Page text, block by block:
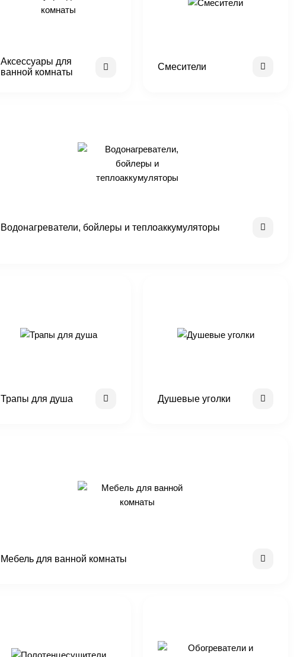
Аксессуары для
ванной комнаты
Смесители
Водонагреватели, бойлеры и теплоаккумуляторы
Трапы для душа Душевые уголки
Мебель для ванной комнаты